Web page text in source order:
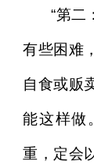
“第二
有些困难
自食或贩
能这样做
重，定会